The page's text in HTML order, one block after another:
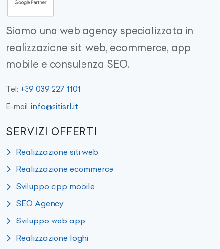
Siamo una web agency specializzata in
realizzazione siti web, ecommerce, app
mobile e consulenza SEO.
Tel: +39 039 227 1101
E-mail: info@sitisrl.it
SERVIZI OFFERTI
Realizzazione siti web
Realizzazione ecommerce
Sviluppo app mobile
SEO Agency
Sviluppo web app
Realizzazione loghi